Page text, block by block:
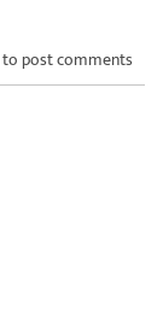
to post comments